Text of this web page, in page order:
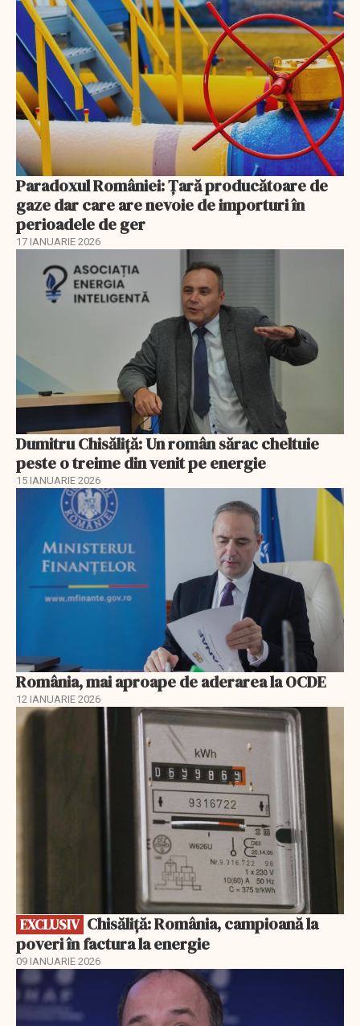
Paradoxul României: Ţară producătoare de
gaze dar care are nevoie de importuri în
perioadele de ger
17 IANUARIE 2026
Dumitru Chisăliţă: Un român sărac cheltuie
peste o treime din venit pe energie
15 IANUARIE 2026
România, mai aproape de aderarea la OCDE
12 IANUARIE 2026
EXCLUSIV
EXCLUSIV
poveri în factura la energie
09 IANUARIE 2026